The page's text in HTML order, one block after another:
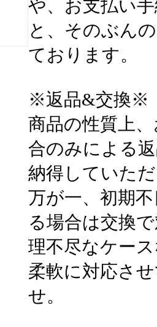
や、お支払い
と、そのぶん
ております。
※返品&交換※
商品の性質上
合のみによる
納得していた
万が一、初期
る場合は交換
理不尽なケー
柔軟に対応さ
せ。